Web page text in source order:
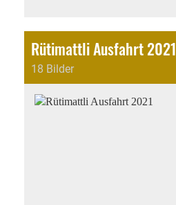
Rütimattli Ausfahrt 2021
18 Bilder